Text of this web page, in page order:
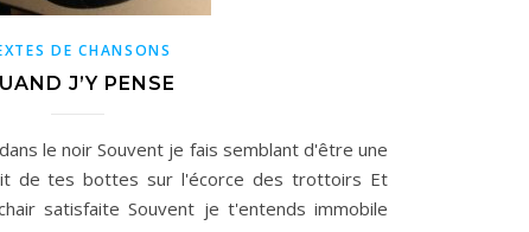
DE CHANSONS
J’Y PENSE
le noir Souvent je fais semblant d'être une
de tes bottes sur l'écorce des trottoirs Et
satisfaite Souvent je t'entends immobile